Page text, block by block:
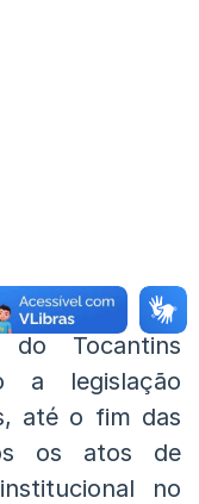
do Tocantins
a legislação
até o fim das
os atos de
no